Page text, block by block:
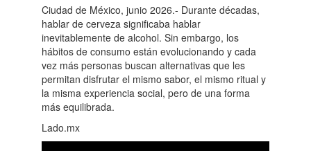
Ciudad de México, junio 2026.- Durante décadas,
hablar de cerveza significaba hablar
inevitablemente de alcohol. Sin embargo, los
hábitos de consumo están evolucionando y cada
vez más personas buscan alternativas que les
permitan disfrutar el mismo sabor, el mismo ritual y
la misma experiencia social, pero de una forma
más equilibrada.
Lado.mx